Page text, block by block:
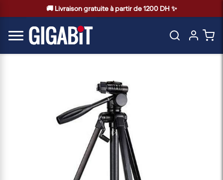
🚚 Livraison gratuite à partir de 1200 DH ✨